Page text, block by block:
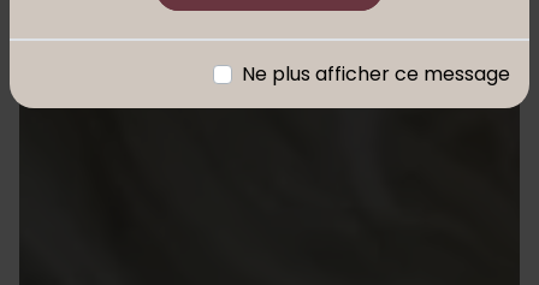
Ne plus afficher ce message